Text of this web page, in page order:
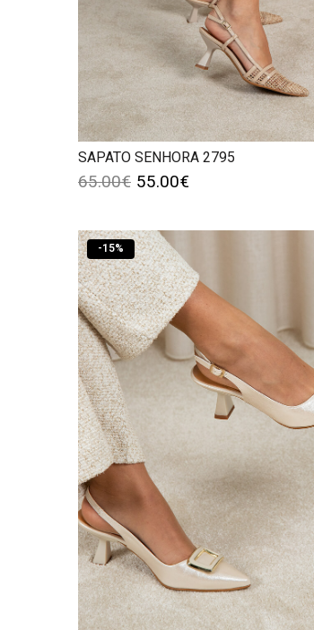
SAPATO SENHORA 2795
65.00€ 55.00€
-15%